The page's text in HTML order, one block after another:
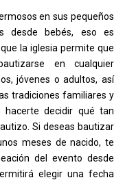
en sus pequeños
desde bebés, eso es
la iglesia permite que
en cualquier
jóvenes o adultos, así
tradiciones familiares y
hacerte decidir qué tan
Si deseas bautizar
meses de nacido, te
del evento desde
elegir una fecha